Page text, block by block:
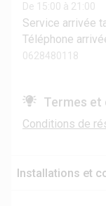
De 15:00 à 21:00
Service arrivée
Téléphone
0628480118
Termes
Conditions de
Installations et